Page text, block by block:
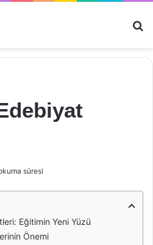
süresi
Eğitimin Yeni Yüzü
Önemi